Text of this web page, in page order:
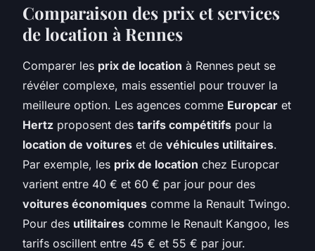
Comparaison des prix et services
de location à Rennes
Comparer les prix de location à Rennes peut se
révéler complexe, mais essentiel pour trouver la
meilleure option. Les agences comme Europcar et
Hertz proposent des tarifs compétitifs pour la
location de voitures et de véhicules utilitaires.
Par exemple, les prix de location chez Europcar
varient entre 40 € et 60 € par jour pour des
voitures économiques comme la Renault Twingo.
Pour des utilitaires comme le Renault Kangoo, les
tarifs oscillent entre 45 € et 55 € par jour.